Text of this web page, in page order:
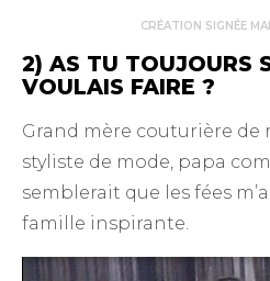
CRÉATION SIGNÉE
2) AS TU TOUJOURS
VOULAIS FAIRE ?
Grand mère couturière de
styliste de mode, papa
semblerait que les fées
famille inspirante.